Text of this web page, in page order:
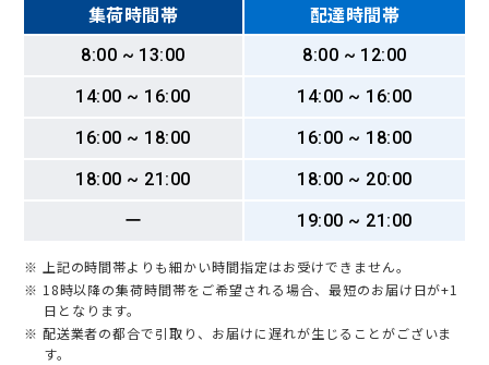
集荷時間帯 配達時間帯
8:00 ~ 13:00
8:00 ~ 12:00
14:00 ~ 16:00
14:00 ~ 16:00
16:00 ~ 18:00
16:00 ~ 18:00
18:00 ~ 21:00
18:00 ~ 20:00
ー
19:00 ~ 21:00
※ 上記の時間帯よりも細かい時間指定はお受けできません。
※ 18時以降の集荷時間帯をご希望される場合、最短のお届け日が+1
日となります。
※ 配送業者の都合で引取り、お届けに遅れが生じることがございま
す。